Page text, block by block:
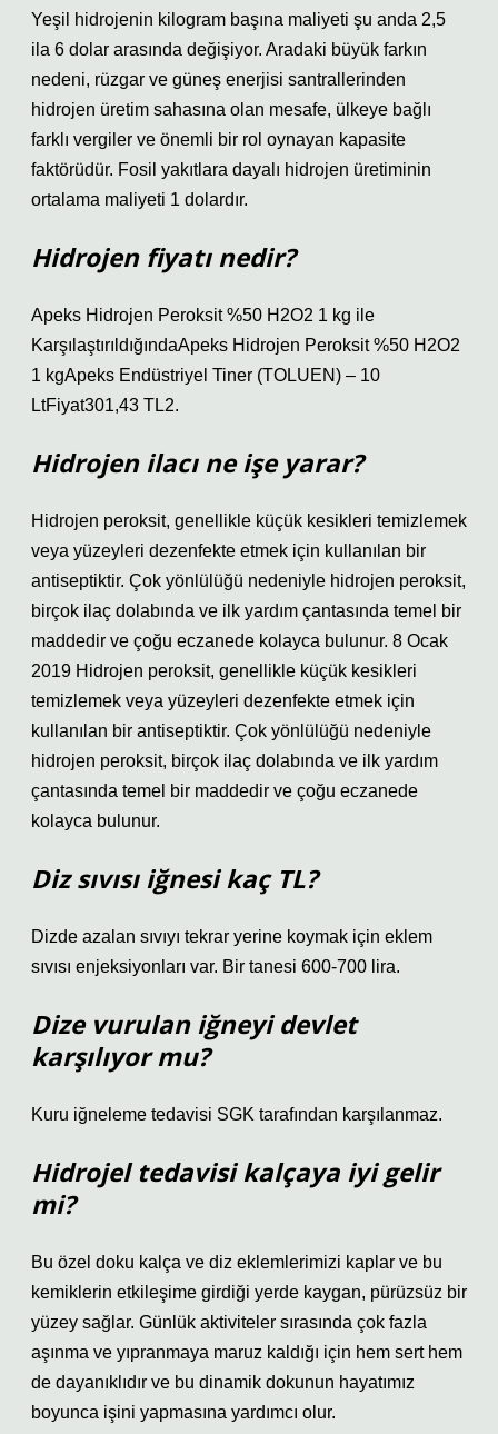
Yeşil hidrojenin kilogram başına maliyeti şu anda 2,5
ila 6 dolar arasında değişiyor. Aradaki büyük farkın
nedeni, rüzgar ve güneş enerjisi santrallerinden
hidrojen üretim sahasına olan mesafe, ülkeye bağlı
farklı vergiler ve önemli bir rol oynayan kapasite
faktörüdür. Fosil yakıtlara dayalı hidrojen üretiminin
ortalama maliyeti 1 dolardır.
Hidrojen fiyatı nedir?
Apeks Hidrojen Peroksit %50 H2O2 1 kg ile
KarşılaştırıldığındaApeks Hidrojen Peroksit %50 H2O2
1 kgApeks Endüstriyel Tiner (TOLUEN) – 10
LtFiyat301,43 TL2.
Hidrojen ilacı ne işe yarar?
Hidrojen peroksit, genellikle küçük kesikleri temizlemek
veya yüzeyleri dezenfekte etmek için kullanılan bir
antiseptiktir. Çok yönlülüğü nedeniyle hidrojen peroksit,
birçok ilaç dolabında ve ilk yardım çantasında temel bir
maddedir ve çoğu eczanede kolayca bulunur. 8 Ocak
2019 Hidrojen peroksit, genellikle küçük kesikleri
temizlemek veya yüzeyleri dezenfekte etmek için
kullanılan bir antiseptiktir. Çok yönlülüğü nedeniyle
hidrojen peroksit, birçok ilaç dolabında ve ilk yardım
çantasında temel bir maddedir ve çoğu eczanede
kolayca bulunur.
Diz sıvısı iğnesi kaç TL?
Dizde azalan sıvıyı tekrar yerine koymak için eklem
sıvısı enjeksiyonları var. Bir tanesi 600-700 lira.
Dize vurulan iğneyi devlet
karşılıyor mu?
Kuru iğneleme tedavisi SGK tarafından karşılanmaz.
Hidrojel tedavisi kalçaya iyi gelir
mi?
Bu özel doku kalça ve diz eklemlerimizi kaplar ve bu
kemiklerin etkileşime girdiği yerde kaygan, pürüzsüz bir
yüzey sağlar. Günlük aktiviteler sırasında çok fazla
aşınma ve yıpranmaya maruz kaldığı için hem sert hem
de dayanıklıdır ve bu dinamik dokunun hayatımız
boyunca işini yapmasına yardımcı olur.